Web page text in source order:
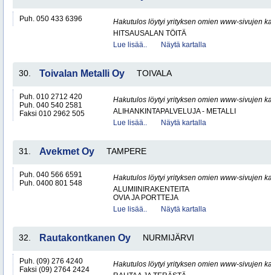
Puh. 050 433 6396
Hakutulos löytyi yrityksen omien www-sivujen
HITSAUSALAN TÖITÄ
Lue lisää..
Näytä kartalla
30. Toivalan Metalli Oy TOIVALA
Puh. 010 2712 420
Puh. 040 540 2581
Faksi 010 2962 505
Hakutulos löytyi yrityksen omien www-sivujen
ALIHANKINTAPALVELUJA - METALLI
Lue lisää..
Näytä kartalla
31. Avekmet Oy TAMPERE
Puh. 040 566 6591
Puh. 0400 801 548
Hakutulos löytyi yrityksen omien www-sivujen
ALUMIINIRAKENTEITA
OVIA JA PORTTEJA
Lue lisää..
Näytä kartalla
32. Rautakontkanen Oy NURMIJÄRVI
Puh. (09) 276 4240
Faksi (09) 2764 2424
Hakutulos löytyi yrityksen omien www-sivujen